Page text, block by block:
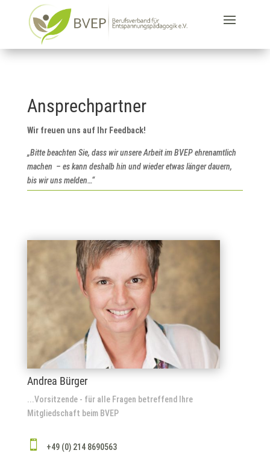
Ansprechpartner
Wir freuen uns auf Ihr Feedback!
„Bitte beachten Sie, dass wir unsere Arbeit im BVEP ehrenamtlich
machen – es kann deshalb hin und wieder etwas länger dauern,
bis wir uns melden…“
Andrea Bürger
...Vorsitzende - für alle Fragen betreffend Ihre
Mitgliedschaft beim BVEP
 +49 (0) 214 8690563